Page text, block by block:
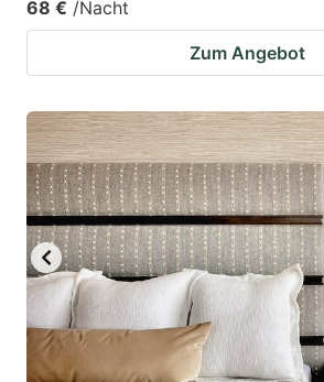
68 € /Nacht
Zum Angebot